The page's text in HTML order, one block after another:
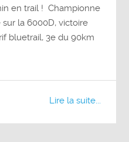
en trail ! Championne
la 6000D, victoire
bluetrail, 3e du 90km
Lire la suite...